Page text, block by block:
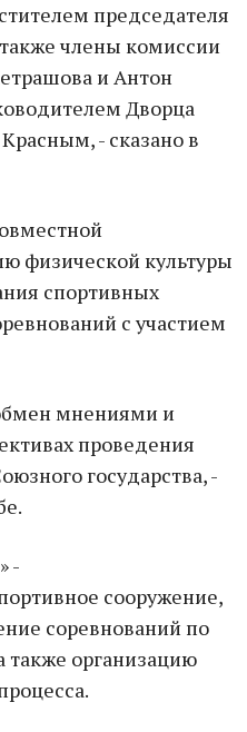
председателя
члены комиссии
и Антон
Дворца
- сказано в
физической культуры
спортивных
с участием
мнениями и
проведения
государства, -
-
сооружение,
соревнований по
организацию